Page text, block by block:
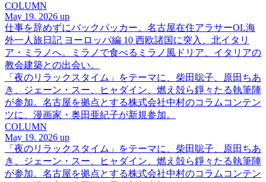
COLUMN
May 19. 2026 up
仕事を辞めずにバックパッカー。名古屋在住アラサーOL海
外一人旅日記 ヨーロッパ編 10 西欧諸国に突入、北イタリ
ア・ミラノへ。ミラノで食べるミラノ風ドリア、イタリアの
教会建築との出会い。
「夜のリラックスタイム」をテーマに、柴田聡子、原田ちあ
き、ジェーン・スー、ヒャダイン、燃え殻ら錚々たる執筆陣
が参加。名古屋を拠点とする株式会社中村のコラムコンテン
ツに、漫画家・奥田亜紀子が新規参加。
COLUMN
May 19. 2026 up
「夜のリラックスタイム」をテーマに、柴田聡子、原田ちあ
き、ジェーン・スー、ヒャダイン、燃え殻ら錚々たる執筆陣
が参加。名古屋を拠点とする株式会社中村のコラムコンテン